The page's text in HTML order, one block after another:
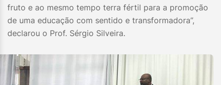
fruto e ao mesmo tempo terra fértil para a promoção
de uma educação com sentido e transformadora”,
declarou o Prof. Sérgio Silveira.